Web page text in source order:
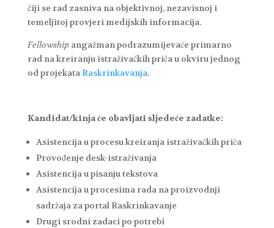
čiji se rad zasniva na objektivnoj, nezavisnoj i
temeljitoj provjeri medijskih informacija.
Fellowshipangažman podrazumijevaće primarno
rad na kreiranju istraživačkih priča u okviru jednog
od projekata Raskrinkavanja.
Kandidat/kinja će obavljati sljedeće zadatke:
Asistencija u procesu kreiranja istraživačkih priča
Provođenje desk-istraživanja
Asistencija u pisanju tekstova
Asistencija u procesima rada na proizvodnji
sadržaja za portal Raskrinkavanje
Drugi srodni zadaci po potrebi